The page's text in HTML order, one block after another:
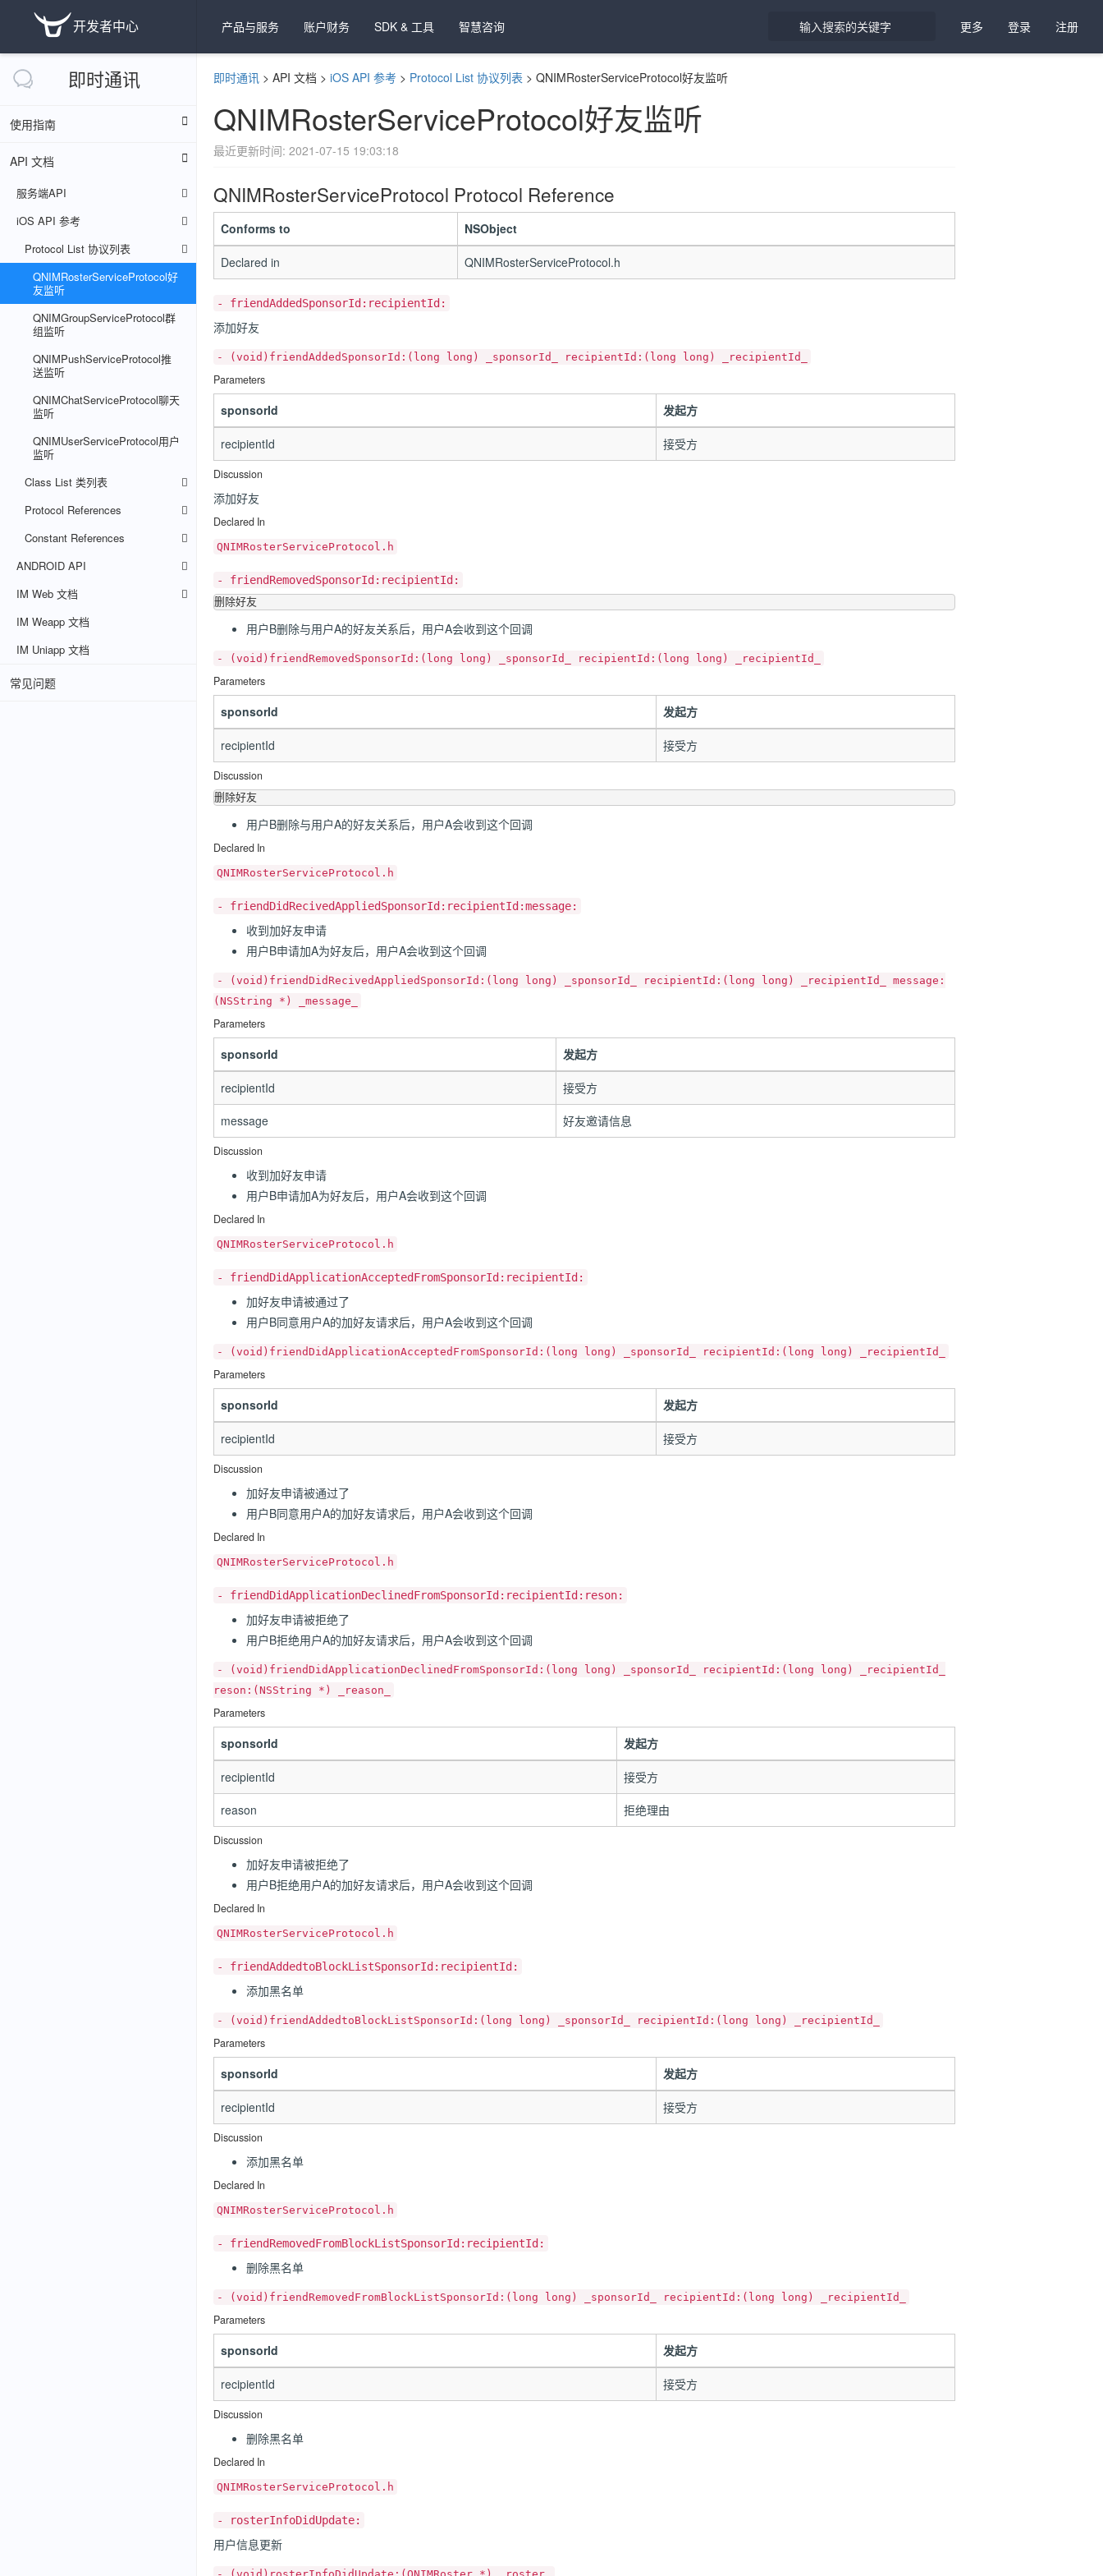
开发者中心 产品与服务 账户财务 SDK & 工具 智慧咨询 更多 登录 注册
即时通讯
使用指南
API 文档
服务端API
iOS API 参考
Protocol List 协议列表
QNIMRosterServiceProtocol好
友监听
QNIMGroupServiceProtocol群
组监听
QNIMPushServiceProtocol推
送监听
QNIMChatServiceProtocol聊天
监听
QNIMUserServiceProtocol用户
监听
Class List 类列表
Protocol References
Constant References
ANDROID API
IM Web 文档
IM Weapp 文档
IM Uniapp 文档
常见问题
即时通讯 > API 文档 > iOS API 参考 > Protocol List 协议列表 > QNIMRosterServiceProtocol好友监听
QNIMRosterServiceProtocol好友监听
最近更新时间: 2021-07-15 19:03:18
QNIMRosterServiceProtocol Protocol Reference
Conforms to NSObject
Declared in QNIMRosterServiceProtocol.h
- friendAddedSponsorId:recipientId:
添加好友
- (void)friendAddedSponsorId:(long long) _sponsorId_ recipientId:(long long) _recipientId_
Parameters
sponsorId 发起方
recipientId 接受方
Discussion
添加好友
Declared In
QNIMRosterServiceProtocol.h
- friendRemovedSponsorId:recipientId:
用户B删除与用户A的好友关系后，用户A会收到这个回调
- (void)friendRemovedSponsorId:(long long) _sponsorId_ recipientId:(long long) _recipientId_
Parameters
sponsorId 发起方
recipientId 接受方
Discussion
用户B删除与用户A的好友关系后，用户A会收到这个回调
Declared In
QNIMRosterServiceProtocol.h
- friendDidRecivedAppliedSponsorId:recipientId:message:
收到加好友申请
用户B申请加A为好友后，用户A会收到这个回调
- (void)friendDidRecivedAppliedSponsorId:(long long) _sponsorId_ recipientId:(long long) _recipientId_ message:
(NSString *) _message_
Parameters
sponsorId 发起方
recipientId
接受方
message
好友邀请信息
Discussion
收到加好友申请
用户B申请加A为好友后，用户A会收到这个回调
Declared In
QNIMRosterServiceProtocol.h
- friendDidApplicationAcceptedFromSponsorId:recipientId:
加好友申请被通过了
用户B同意用户A的加好友请求后，用户A会收到这个回调
- (void)friendDidApplicationAcceptedFromSponsorId:(long long) _sponsorId_ recipientId:(long long) _recipientId_
Parameters
sponsorId 发起方
recipientId 接受方
Discussion
加好友申请被通过了
用户B同意用户A的加好友请求后，用户A会收到这个回调
Declared In
QNIMRosterServiceProtocol.h
- friendDidApplicationDeclinedFromSponsorId:recipientId:reson:
加好友申请被拒绝了
用户B拒绝用户A的加好友请求后，用户A会收到这个回调
- (void)friendDidApplicationDeclinedFromSponsorId:(long long) _sponsorId_ recipientId:(long long) _recipientId_
reson:(NSString *) _reason_
Parameters
sponsorId 发起方
recipientId
接受方
reason
拒绝理由
Discussion
加好友申请被拒绝了
用户B拒绝用户A的加好友请求后，用户A会收到这个回调
Declared In
QNIMRosterServiceProtocol.h
- friendAddedtoBlockListSponsorId:recipientId:
添加黑名单
- (void)friendAddedtoBlockListSponsorId:(long long) _sponsorId_ recipientId:(long long) _recipientId_
Parameters
sponsorId 发起方
recipientId 接受方
Discussion
添加黑名单
Declared In
QNIMRosterServiceProtocol.h
- friendRemovedFromBlockListSponsorId:recipientId:
删除黑名单
- (void)friendRemovedFromBlockListSponsorId:(long long) _sponsorId_ recipientId:(long long) _recipientId_
Parameters
sponsorId 发起方
recipientId 接受方
Discussion
删除黑名单
Declared In
QNIMRosterServiceProtocol.h
- rosterInfoDidUpdate:
用户信息更新